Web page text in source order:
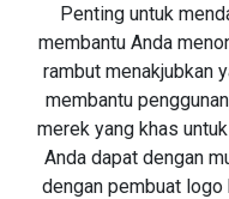
Penting untuk
membantu Anda
rambut menakjubkan
membantu
merek yang khas
Anda dapat dengan
dengan pembuat logo